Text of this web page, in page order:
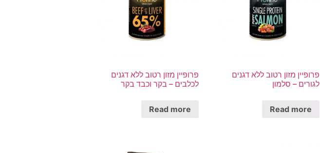
פרופיין מזון רטוב ללא דגנים
לגורים – סלמון
Read more
פרופיין מזון רטוב ללא דגנים
לכלבים – בקר וכבד בקר
Read more